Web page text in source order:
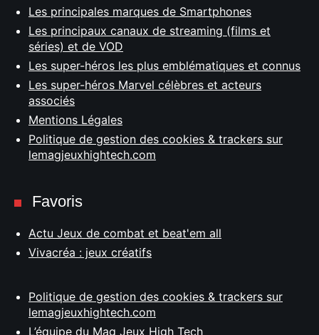
Les principales marques de Smartphones
Les principaux canaux de streaming (films et
séries) et de VOD
Les super-héros les plus emblématiques et connus
Les super-héros Marvel célèbres et acteurs
associés
Mentions Légales
Politique de gestion des cookies & trackers sur
lemagjeuxhightech.com
Favoris
Actu Jeux de combat et beat'em all
Vivacréa : jeux créatifs
Politique de gestion des cookies & trackers sur
lemagjeuxhightech.com
L’équipe du Mag Jeux High Tech